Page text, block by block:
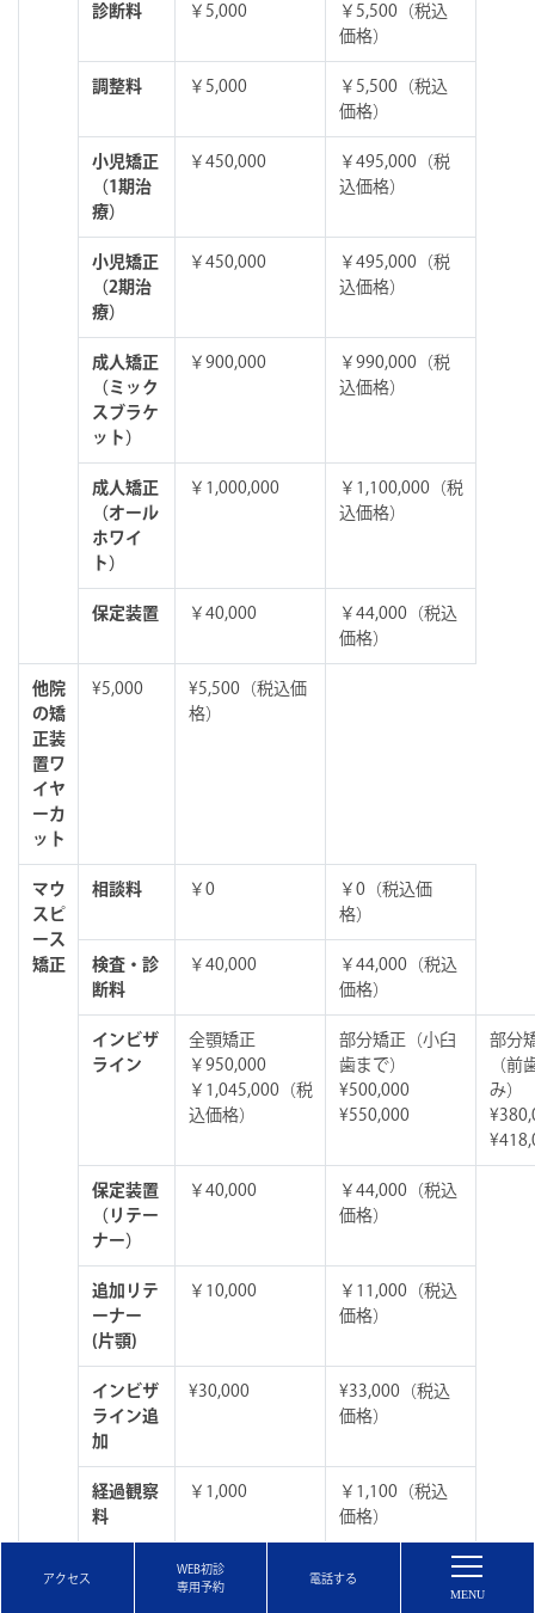
診断料 ￥5,000
￥5,500（税込
価格）
調整料 ￥5,000
￥5,500（税込
価格）
小児矯正
（1期治
療）
￥450,000
￥495,000（税
込価格）
小児矯正
（2期治
療）
￥450,000
￥495,000（税
込価格）
成人矯正
（ミック
スブラケ
ット）
￥900,000
￥990,000（税
込価格）
成人矯正
（オール
ホワイ
ト）
￥1,000,000
￥1,100,000（税
込価格）
保定装置 ￥40,000
￥44,000（税込
価格）
他院
の矯
正装
置ワ
イヤ
ーカ
ット
¥5,000
¥5,500（税込価
格）
マウ
スピ
ース
矯正
相談料 ￥0
￥0（税込価
格）
検査・診
断料
￥40,000
￥44,000（税込
価格）
インビザ
ライン
全顎矯正
￥950,000
￥1,045,000（税
込価格）
部分矯正（小臼
歯まで）
¥500,000
¥550,000
部分
（前
み）
保定装置
（リテー
ナー）
￥40,000
￥44,000（税込
価格）
追加リテ
ーナー
(片顎)
￥10,000
￥11,000（税込
価格）
インビザ
ライン追
加
¥30,000
¥33,000（税込
価格）
経過観察
料
￥1,000
￥1,100（税込
価格）
¥385,000税込価
格）
アクセス
WEB初診
専用予約